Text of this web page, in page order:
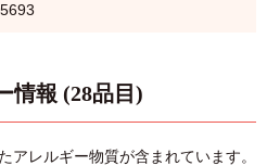
情報 (28品目)
アレルギー物質が含まれています。